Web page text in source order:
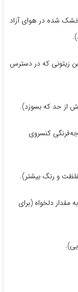
خشک شده در هوای آزاد
زیتونی که در دسترس
(یا ۴۰۰ گرم گوجه‌فرنگی کنسروی
به مقدار دلخواه (برای